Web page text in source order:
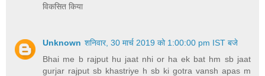
विकसित किया
Unknown शनिवार, 30 मार्च 2019 को 1:00:00 pm IST बजे
Bhai me b rajput hu jaat nhi or ha ek bat hm sb jaat
gurjar rajput sb khastriye h sb ki gotra vansh apas m